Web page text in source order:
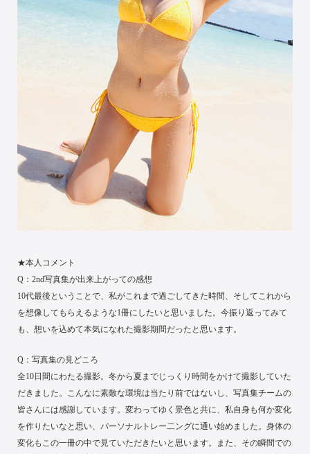
★本人コメント
Q：2nd写真集が出来上がっての感想
10代最後ということで、私がこれまで過ごしてきた時間、そしてこれから
を想像してもらえるような1冊にしたいと思いました。今振り返ってみて
も、想いを込めて本気になれた撮影期間だったと思います。
Q：写真集の見どころ
全10日間にわたる撮影。冬から夏までじっくり時間をかけて撮影していた
だきました。こんなに素敵な環境は当たり前ではないし、写真集チームの
皆さんには感謝しています。変わってゆく景色と共に、私自身も何か変化
を作りたいなと思い、パーソナルトレー二ングに通い始めました。身体の
変化もこの一冊の中で見ていただきたいと思います。また、その瞬間での